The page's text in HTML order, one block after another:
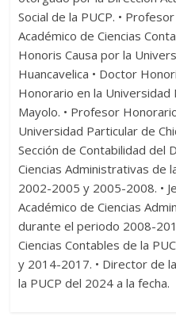
Social de la PUCP. •
Académico de Ciencias
Honoris Causa por la
Huancavelica • Doctor
Honorario en la Universidad
Mayolo. • Profesor
Universidad Particular de
Sección de Contabilidad del
Ciencias Administrativas de
2002-2005 y 2005-2008. •
Académico de Ciencias
durante el periodo 2008-
Ciencias Contables de la
y 2014-2017. • Director de
la PUCP del 2024 a la fecha.